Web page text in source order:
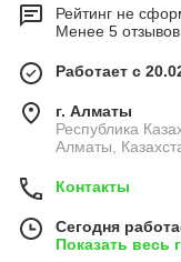
Рейтинг не
Менее 5
Работает с
г. Алматы
Республика
Алматы,
Контакты
Сегодня
Показать весь